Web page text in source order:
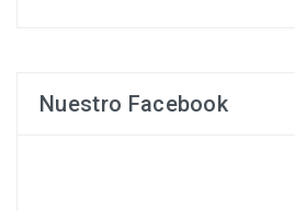
Nuestro Facebook